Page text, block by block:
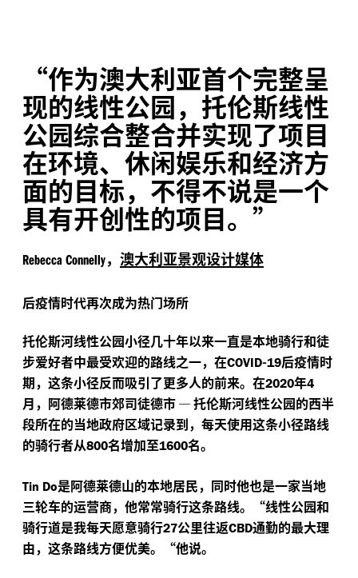
“作为澳大利亚首个完整呈
现的线性公园，托伦斯线性
公园综合整合并实现了项目
在环境、休闲娱乐和经济方
面的目标，不得不说是一个
具有开创性的项目。”
Rebecca Connelly， 澳大利亚景观设计媒体
后疫情时代再次成为热门场所
托伦斯河线性公园小径几十年以来一直是本地骑行和徒
步爱好者中最受欢迎的路线之一，在COVID-19后疫情时
期，这条小径反而吸引了更多人的前来。在2020年4
月，阿德莱德市郊司徒德市—托伦斯河线性公园的西半
段所在的当地政府区域记录到，每天使用这条小径路线
的骑行者从800名增加至1600名。
Tin Do是阿德莱德山的本地居民，同时他也是一家当地
三轮车的运营商，他常常骑行这条路线。“线性公园和
骑行道是我每天愿意骑行27公里往返CBD通勤的最大理
由，这条路线方便优美。“他说。